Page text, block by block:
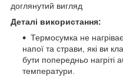
доглянутий вигляд
Деталі використання:
Термосумка не
напої та страви, які ви
бути попередньо нагріті
температури.